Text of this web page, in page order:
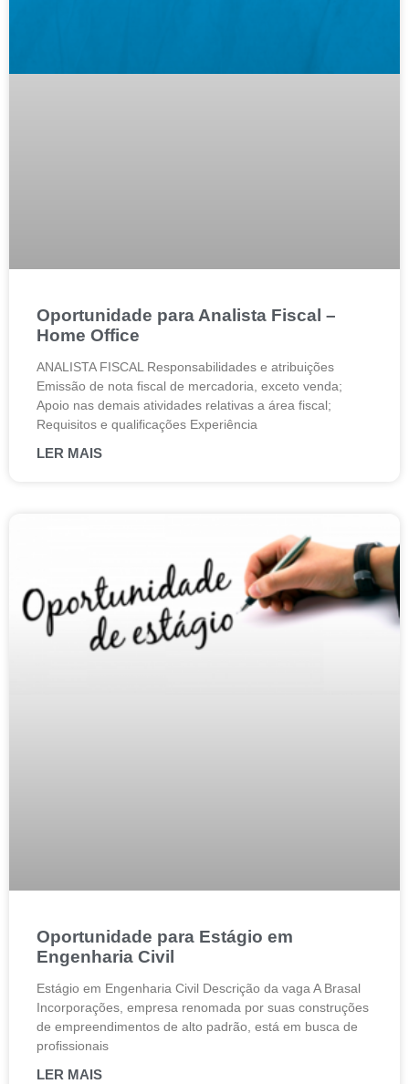
Oportunidade para Analista Fiscal –
Home Office
ANALISTA FISCAL Responsabilidades e atribuições
Emissão de nota fiscal de mercadoria, exceto venda;
Apoio nas demais atividades relativas a área fiscal;
Requisitos e qualificações Experiência
LER MAIS
Oportunidade para Estágio em
Engenharia Civil
Estágio em Engenharia Civil Descrição da vaga A Brasal
Incorporações, empresa renomada por suas construções
de empreendimentos de alto padrão, está em busca de
profissionais
LER MAIS